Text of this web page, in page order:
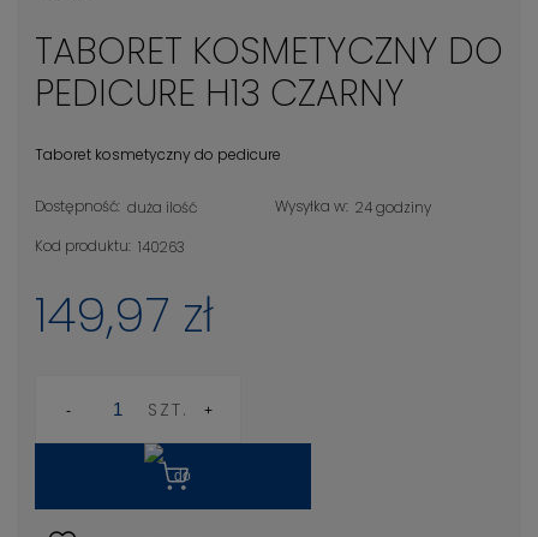
TABORET KOSMETYCZNY DO
PEDICURE H13 CZARNY
Taboret kosmetyczny do pedicure
Dostępność: duża ilość Wysyłka w: 24 godziny
Kod produktu: 140263
149,97 zł
SZT.